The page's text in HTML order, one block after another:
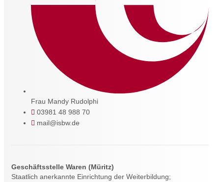
Frau Mandy Rudolphi
03981 48 988 70
mail@isbw.de
Geschäftsstelle Waren (Müritz)
Staatlich anerkannte Einrichtung der Weiterbildung;